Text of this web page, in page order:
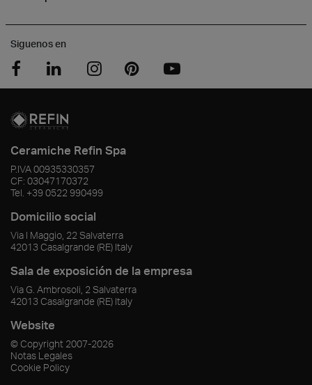
Siguenos en
Ceramiche Refin Spa
P.IVA00935330357
CF: 03047170372
Tel. +39 0522 990499
Domicilio social
Via I Maggio, 22 Salvaterra
42013 Casalgrande (RE) Italy
Sala de exposición de la empresa
Via G. Ambrosoli, 2 Salvaterra
42013 Casalgrande (RE) Italy
Website
© Copyright 2007-2026
Notas Legales
Cookie Policy